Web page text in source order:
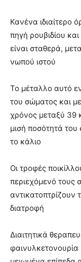
Κανένα ιδιαίτερο
πηγή ρουβιδίου
είναι σταθερά,
νωπού ιστού
Το μέταλλο αυτό
του σώματος και
χρόνος μεταξύ 39
μισή ποσότητά του
το κάλιο
Οι τροφές
περιεχόμενό τους
διατροφή
Διαιτητικά